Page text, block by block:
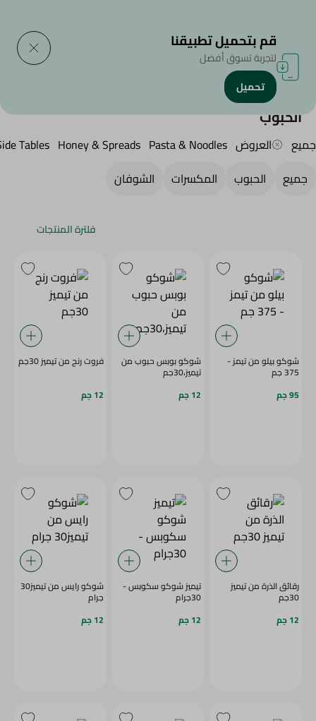
الرئيسية /منتجات البقالة
الحبوب
جميع العروض Pasta & Noodles
Honey & Spreads
Tables
جميع
الحبوب المكسرات الشوفان
فلترة المنتجات
شوكو بيلو من تيمز -
375 جم
95 جم
شوكو بوبس حبوب من
تيميز،30جم
12 جم
فروت رنج من تيميز 30جم
12 جم
رقائق الذرة من تيميز
30جم
12 جم
تيميز شوكو سكوبس -
30جرام
12 جم
شوكو رايس من تيميز30
جرام
12 جم
قم بتحميل تطبيقنا
لتجربة تسوق أفضل
تحميل